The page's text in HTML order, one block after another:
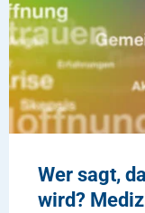
Wer sagt,
wird?